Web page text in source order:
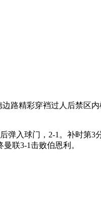
路精彩穿裆过人后禁区
入球门，2-1。补时第
联3-1击败伯恩利。